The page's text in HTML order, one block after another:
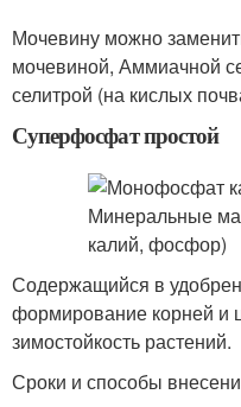
Мочевину можно
мочевиной, Аммиачной
селитрой (на кислых
Суперфосфат простой
Содержащийся в
формирование корней и
зимостойкость растений.
Сроки и способы